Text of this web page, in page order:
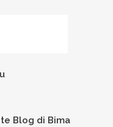
Blog di Bima